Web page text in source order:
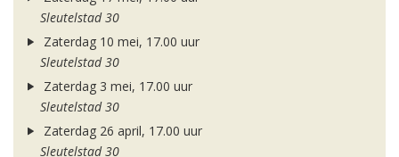
Sleutelstad 30
Zaterdag 10 mei, 17.00 uur
Sleutelstad 30
Zaterdag 3 mei, 17.00 uur
Sleutelstad 30
Zaterdag 26 april, 17.00 uur
Sleutelstad 30